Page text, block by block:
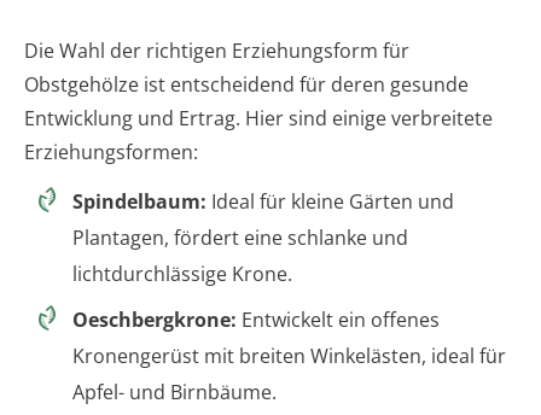
Die Wahl der richtigen Erziehungsform für
Obstgehölze ist entscheidend für deren gesunde
Entwicklung und Ertrag. Hier sind einige verbreitete
Erziehungsformen:
Spindelbaum: Ideal für kleine Gärten und
Plantagen, fördert eine schlanke und
lichtdurchlässige Krone.
Oeschbergkrone: Entwickelt ein offenes
Kronengerüst mit breiten Winkelästen, ideal für
Apfel- und Birnbäume.